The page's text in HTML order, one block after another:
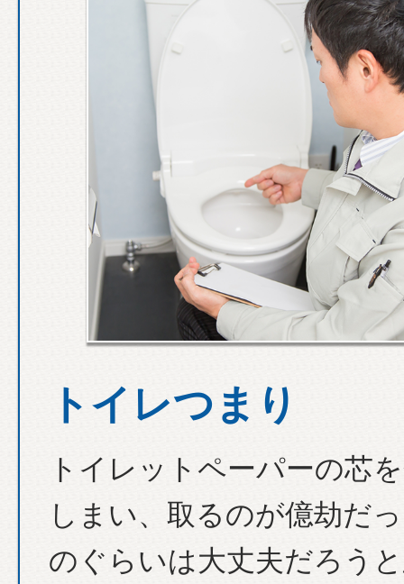
トイレつまり
トイレットペーパーの芯
しまい、取るのが億劫だ
のぐらいは大丈夫だろう